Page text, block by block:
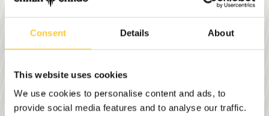
Consent Details About
This website uses cookies
We use cookies to personalise content and ads, to
provide social media features and to analyse our traffic.
dimensions intérieures : 958 x 620 x 390 mm
Données techniques